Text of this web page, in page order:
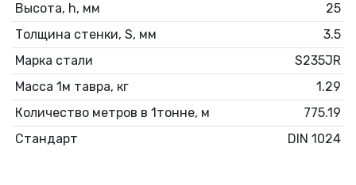
Высота, h, мм
25
Толщина стенки, S, мм
3.5
Марка стали
S235JR
Масса 1м тавра, кг
1.29
Количество метров в 1тонне, м
775.19
Стандарт
DIN 1024